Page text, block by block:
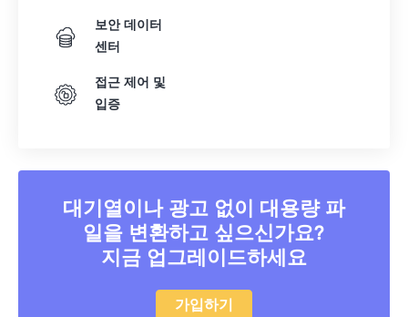
보안 데이터
센터
접근 제어 및
입증
대기열이나 광고 없이 대용량 파
일을 변환하고 싶으신가요?
지금 업그레이드하세요
가입하기